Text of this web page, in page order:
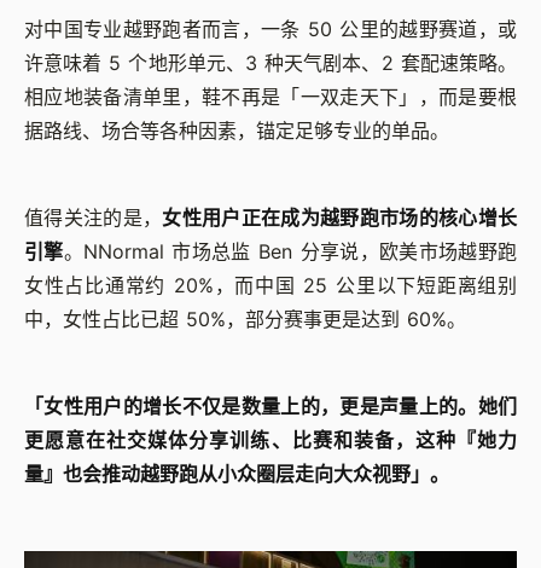
对中国专业越野跑者而言，一条 50 公里的越野赛道，或
许意味着 5 个地形单元、3 种天气剧本、2 套配速策略。
相应地装备清单里，鞋不再是「一双走天下」，而是要根
据路线、场合等各种因素，锚定足够专业的单品。
值得关注的是，女性用户正在成为越野跑市场的核心增长
引擎。NNormal 市场总监 Ben 分享说，欧美市场越野跑
女性占比通常约 20%，而中国 25 公里以下短距离组别
中，女性占比已超 50%，部分赛事更是达到 60%。
「女性用户的增长不仅是数量上的，更是声量上的。她们
更愿意在社交媒体分享训练、比赛和装备，这种『她力
量』也会推动越野跑从小众圈层走向大众视野」。